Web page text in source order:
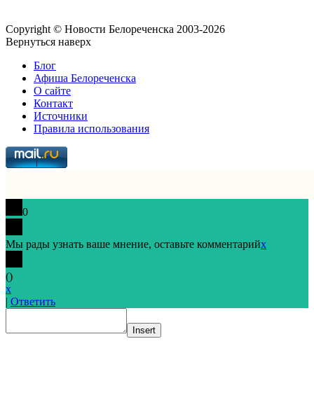
Copyright © Новости Белореченска 2003-2026
Вернуться наверх
Блог
Афиша Белореченска
О сайте
Контакт
Источники
Правила использования
0
Мы рады узнать ваше мнение, оставьте комментарийx
()
x
| Ответить
Insert